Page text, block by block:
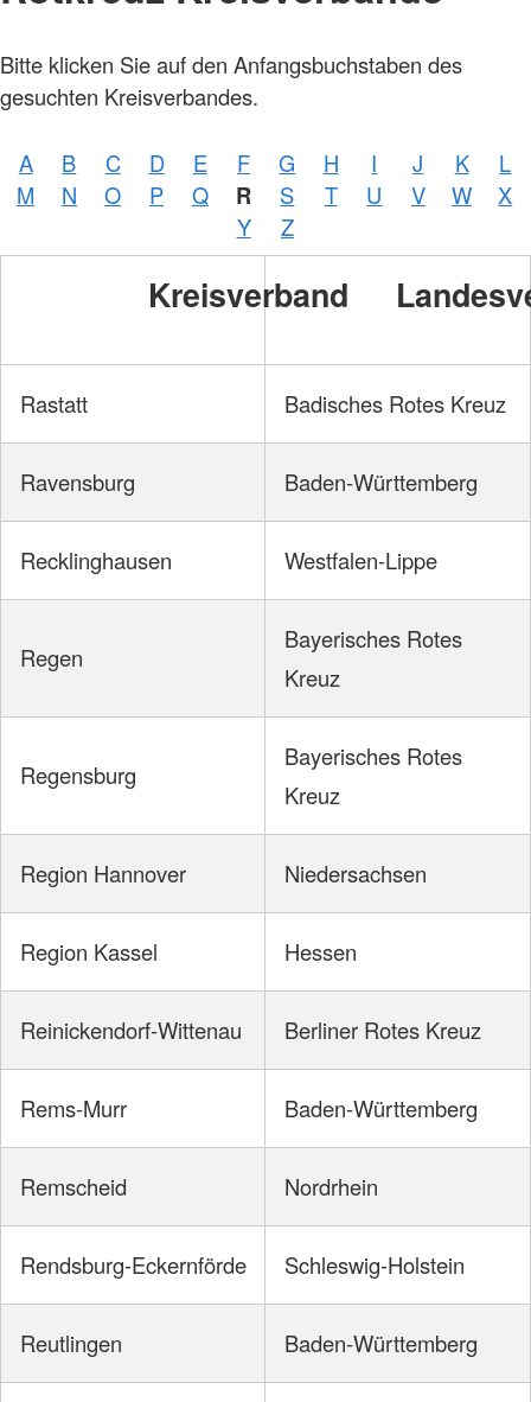
Bitte klicken Sie auf den Anfangsbuchstaben des
gesuchten Kreisverbandes.
A B C D E F G H I J K
L
M
N O P Q R S T U V W
X
Y
Z
Kreisverband
Rastatt Badisches Rotes Kreuz
Ravensburg Baden-Württemberg
Recklinghausen Westfalen-Lippe
Regen
Bayerisches Rotes
Kreuz
Regensburg
Bayerisches Rotes
Kreuz
Region Hannover Niedersachsen
Region Kassel Hessen
Reinickendorf-Wittenau Berliner Rotes Kreuz
Rems-Murr Baden-Württemberg
Remscheid Nordrhein
Rendsburg-Eckernförde Schleswig-Holstein
Reutlingen Baden-Württemberg